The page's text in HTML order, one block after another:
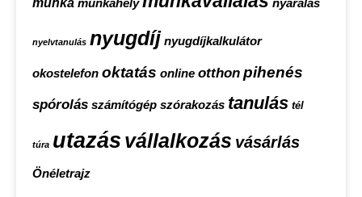
munka munkahely nyaralás
nyelvtanulás nyugdíj nyugdíjkalkulátor
okostelefon oktatás online otthon pihenés
spórolás számítógép szórakozás tanulás tél
túra utazás vállalkozás vásárlás
Önéletrajz